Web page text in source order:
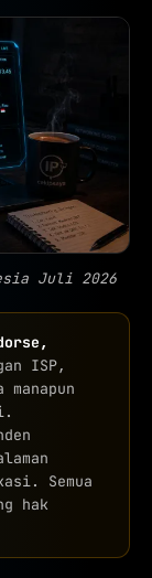
Juli 2026
ISP,
Semua
hak